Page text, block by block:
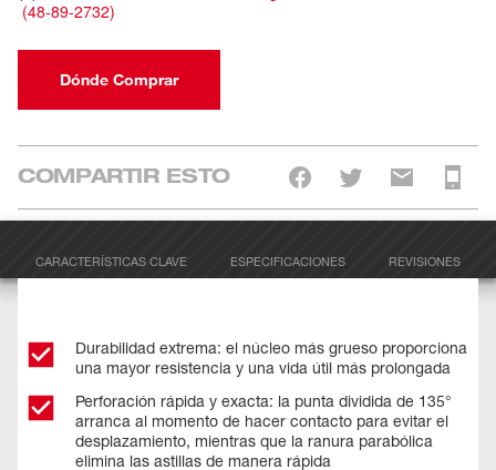
(48-89-2732)
Dónde Comprar
COMPARTIR ESTO
CARACTERÍSTICAS CLAVE ESPECIFICACIONES REVISIONES
Durabilidad extrema: el núcleo más grueso proporciona
una mayor resistencia y una vida útil más prolongada
Perforación rápida y exacta: la punta dividida de 135°
arranca al momento de hacer contacto para evitar el
desplazamiento, mientras que la ranura parabólica
elimina las astillas de manera rápida